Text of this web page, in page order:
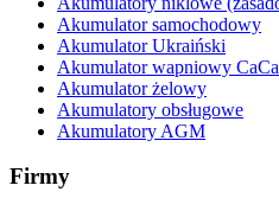
Akumulator samochodowy
Akumulator Ukraiński
Akumulator wapniowy CaCa
Akumulator żelowy
Akumulatory obsługowe
Akumulatory AGM
Firmy